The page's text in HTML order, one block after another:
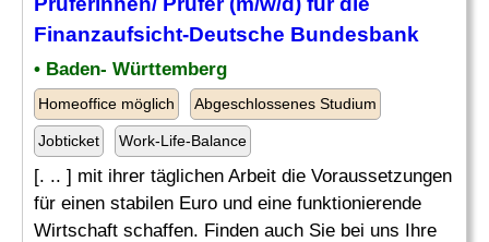
Finanzaufsicht-Deutsche Bundesbank
• Baden- Württemberg
Homeoffice möglich Abgeschlossenes Studium
Jobticket Work-Life-Balance
[. .. ] mit ihrer täglichen Arbeit die Voraussetzungen
für einen stabilen Euro und eine funktionierende
Wirtschaft schaffen. Finden auch Sie bei uns Ihre